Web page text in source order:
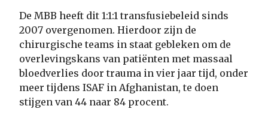
De MBB heeft dit 1:1:1 transfusiebeleid sinds
2007 overgenomen. Hierdoor zijn de
chirurgische teams in staat gebleken om de
overlevingskans van patiënten met massaal
bloedverlies door trauma in vier jaar tijd, onder
meer tijdens ISAF in Afghanistan, te doen
stijgen van 44 naar 84 procent.